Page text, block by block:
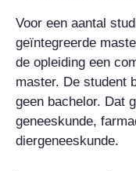
Voor een aantal
geïntegreerde
de opleiding een
master. De student
geen bachelor. Dat
geneeskunde,
diergeneeskunde.